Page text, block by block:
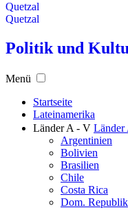
Quetzal
Quetzal
Politik und
Menü
Startseite
Lateinamerika
Länder A - V Länder
Argentinien
Bolivien
Brasilien
Chile
Costa Rica
Dom. Republik